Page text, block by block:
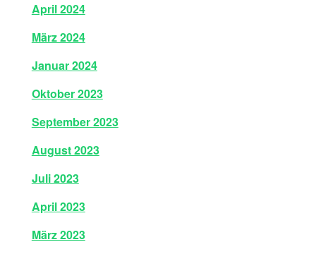
April 2024
März 2024
Januar 2024
Oktober 2023
September 2023
August 2023
Juli 2023
April 2023
März 2023